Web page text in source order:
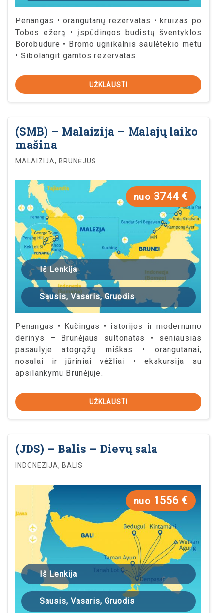
Penangas • orangutanų rezervatas • kruizas po
Tobos ežerą • įspūdingos budistų šventyklos
Borobudure • Bromo ugnikalnis saulėtekio metu
• Sibolangit gamtos rezervatas.
UŽKLAUSTI
(SMB) – Malaizija – Malajų laiko
mašina
MALAIZIJA, BRUNĖJUS
nuo 3744 €
Iš Lenkija
Sausis, Vasaris, Gruodis
Penangas • Kučingas • istorijos ir modernumo
derinys – Brunėjaus sultonatas • seniausias
pasaulyje atogrąžų miškas • orangutanai,
nosalai ir jūriniai vėžliai • ekskursija su
apsilankymu Brunėjuje.
UŽKLAUSTI
(JDS) – Balis – Dievų sala
INDONEZIJA, BALIS
nuo 1556 €
Iš Lenkija
Sausis, Vasaris, Gruodis